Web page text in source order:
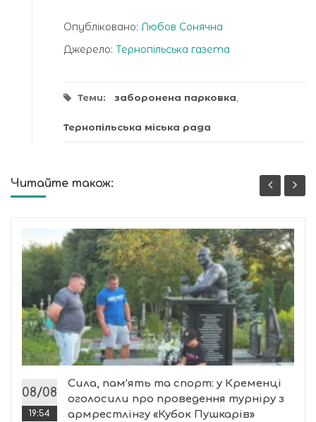
Опубліковано: Любов Сонячна
Джерело: Тернопільська газета
Теми: заборонена парковка
Тернопільська міська рада
Читайте також:
08/08
19:54
Сила, пам’ять та спорт: у Кременці
оголосили про проведення турніру з
армрестлінгу «Кубок Пушкарів»